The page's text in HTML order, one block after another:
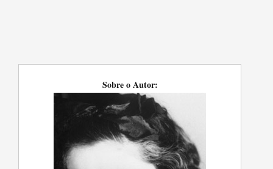
Sobre o Autor: